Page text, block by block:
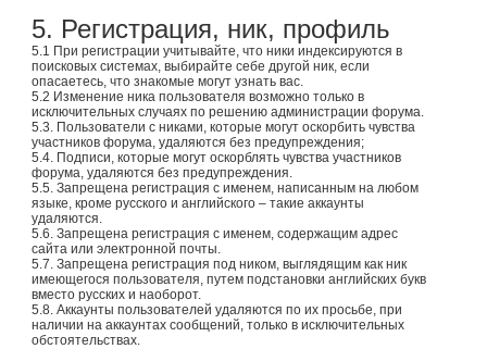
5. Регистрация, ник, профиль
5.1 При регистрации учитывайте, что ники индексируются в
поисковых системах, выбирайте себе другой ник, если
опасаетесь, что знакомые могут узнать вас.
5.2 Изменение ника пользователя возможно только в
исключительных случаях по решению администрации форума.
5.3. Пользователи с никами, которые могут оскорбить чувства
участников форума, удаляются без предупреждения;
5.4. Подписи, которые могут оскорблять чувства участников
форума, удаляются без предупреждения.
5.5. Запрещена регистрация с именем, написанным на любом
языке, кроме русского и английского – такие аккаунты
удаляются.
5.6. Запрещена регистрация с именем, содержащим адрес
сайта или электронной почты.
5.7. Запрещена регистрация под ником, выглядящим как ник
имеющегося пользователя, путем подстановки английских букв
вместо русских и наоборот.
5.8. Аккаунты пользователей удаляются по их просьбе, при
наличии на аккаунтах сообщений, только в исключительных
обстоятельствах.